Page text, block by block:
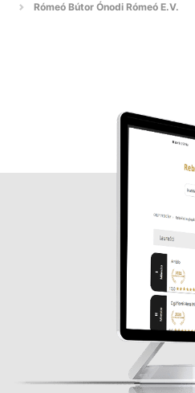
Rómeó Bútor Ónodi Rómeó E.V.